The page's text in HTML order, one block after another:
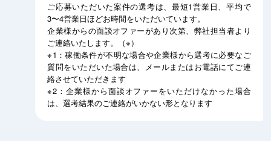
ご応募いただいた案件の選考は、最短1営業日、平均で
3〜4営業日ほどお時間をいただいています。
企業様からの面談オファーがあり次第、弊社担当者より
ご連絡いたします。（※）
※1：稼働条件が不明な場合や企業様から選考に必要なご
質問をいただいた場合は、メールまたはお電話にてご連
絡させていただきます
※2：企業様から面談オファーをいただけなかった場合
は、選考結果のご連絡がいかない形となります